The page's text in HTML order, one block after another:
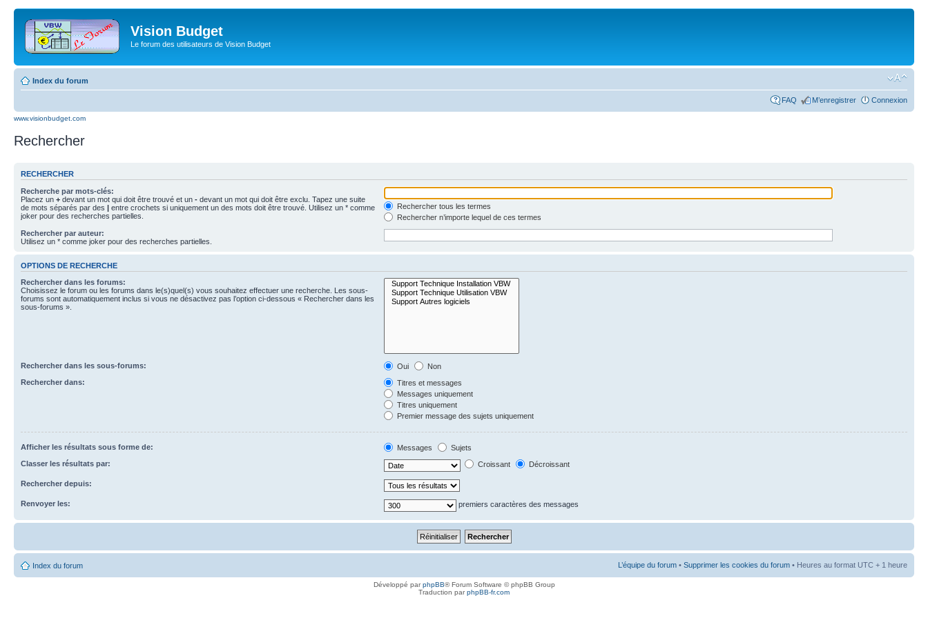
Vision Budget
Le forum des utilisateurs de Vision Budget
Index du forum
FAQ M’enregistrer Connexion
www.visionbudget.com
Rechercher
RECHERCHER
Recherche par mots-clés:
Placez un + devant un mot qui doit être trouvé et un - devant un mot qui doit être exclu. Tapez une suite
de mots séparés par des | entre crochets si uniquement un des mots doit être trouvé. Utilisez un * comme
joker pour des recherches partielles.
Rechercher tous les termes
Rechercher n’importe lequel de ces termes
Rechercher par auteur:
Utilisez un * comme joker pour des recherches partielles.
OPTIONS DE RECHERCHE
Rechercher dans les forums:
Choisissez le forum ou les forums dans le(s)quel(s) vous souhaitez effectuer une recherche. Les sous-
forums sont automatiquement inclus si vous ne désactivez pas l’option ci-dessous « Rechercher dans les
sous-forums ».
Rechercher dans les sous-forums: Oui
Non
Rechercher dans:
Titres et messages
Messages uniquement
Titres uniquement
Premier message des sujets uniquement
Afficher les résultats sous forme de: Messages
Sujets
Classer les résultats par:
Croissant Décroissant
Rechercher depuis:
Renvoyer les: premiers caractères des messages
Index du forum L’équipe du forum • Supprimer les cookies du forum • Heures au format UTC + 1 heure
Développé parphpBB® Forum Software © phpBB Group
Traduction parphpBB-fr.com